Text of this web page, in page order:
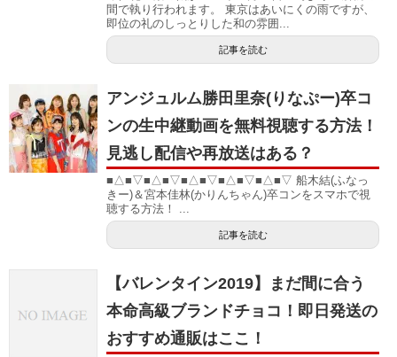
間で執り行われます。 東京はあいにくの雨ですが、
即位の礼のしっとりした和の雰囲...
記事を読む
アンジュルム勝田里奈(りなぷー)卒コ
ンの生中継動画を無料視聴する方法！
見逃し配信や再放送はある？
■△■▽■△■▽■△■▽■△■▽■△■▽ 船木結(ふなっ
きー)＆宮本佳林(かりんちゃん)卒コンをスマホで視
聴する方法！ ...
記事を読む
【バレンタイン2019】まだ間に合う
本命高級ブランドチョコ！即日発送の
おすすめ通販はここ！